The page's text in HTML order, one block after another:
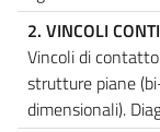
2. VINCOLI
Vincoli di
strutture piane
dimensionali).